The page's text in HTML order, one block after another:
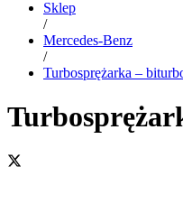
Sklep
/
Mercedes-Benz
/
Turbosprężarka –